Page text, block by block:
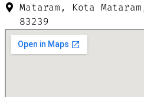
Mataram, Kota
83239